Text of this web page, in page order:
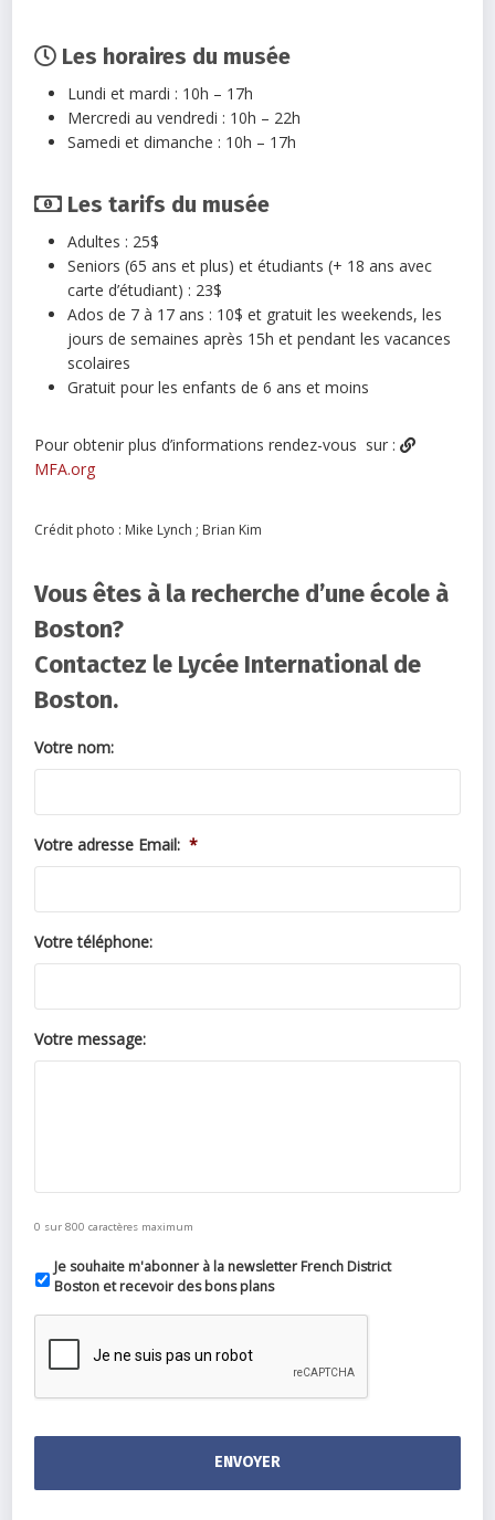
Les horaires du musée
Lundi et mardi : 10h – 17h
Mercredi au vendredi : 10h – 22h
Samedi et dimanche : 10h – 17h
Les tarifs du musée
Adultes : 25$
Seniors (65 ans et plus) et étudiants (+ 18 ans avec
carte d’étudiant) : 23$
Ados de 7 à 17 ans : 10$ et gratuit les weekends, les
jours de semaines après 15h et pendant les vacances
scolaires
Gratuit pour les enfants de 6 ans et moins
Pour obtenir plus d’informations rendez-vous sur :
MFA.org
Crédit photo : Mike Lynch ; Brian Kim
Vous êtes à la recherche d’une école à
Boston?
Contactez le Lycée International de
Boston.
Votre nom:
Votre adresse Email: *
Votre téléphone:
Votre message:
0 sur 800 caractères maximum
Je souhaite m'abonner à la newsletter French District
Boston et recevoir des bons plans